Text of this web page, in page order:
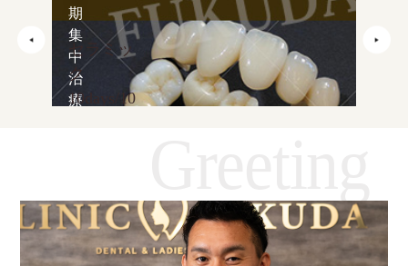
期
集
中
治
療
セラミッ
ク
10days/10